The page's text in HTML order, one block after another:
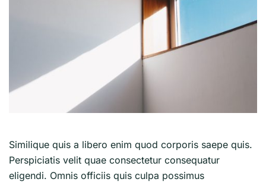
Similique quis a libero enim quod corporis saepe quis.
Perspiciatis velit quae consectetur consequatur
eligendi. Omnis officiis quis culpa possimus